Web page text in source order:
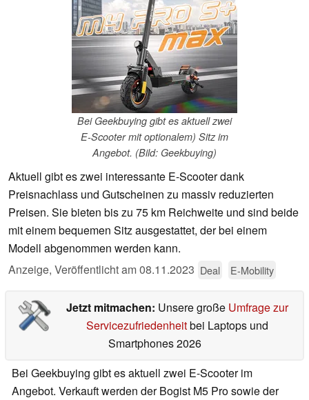
Bei Geekbuying gibt es aktuell zwei
E-Scooter mit optionalem) Sitz im
Angebot. (Bild: Geekbuying)
Aktuell gibt es zwei interessante E-Scooter dank
Preisnachlass und Gutscheinen zu massiv reduzierten
Preisen. Sie bieten bis zu 75 km Reichweite und sind beide
mit einem bequemen Sitz ausgestattet, der bei einem
Modell abgenommen werden kann.
Anzeige, Veröffentlicht am08.11.2023 Deal E-Mobility
Jetzt mitmachen: Unsere große Umfrage zur
Servicezufriedenheitbei Laptops und
Smartphones 2026
Bei Geekbuying gibt es aktuell zwei E-Scooter im
Angebot. Verkauft werden der Bogist M5 Pro sowie der